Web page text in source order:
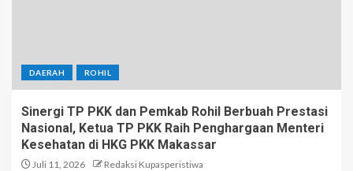
DAERAH ROHIL
Sinergi TP PKK dan Pemkab Rohil Berbuah Prestasi
Nasional, Ketua TP PKK Raih Penghargaan Menteri
Kesehatan di HKG PKK Makassar
Juli 11, 2026 Redaksi Kupasperistiwa